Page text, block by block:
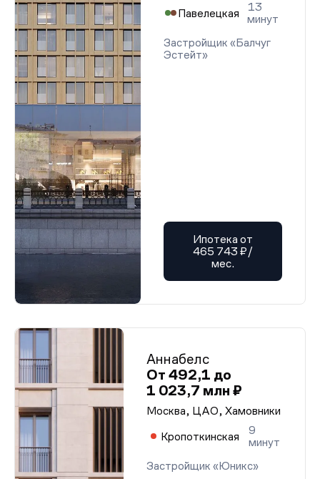
Павелецкая
13
минут
Застройщик «Балчуг
Эстейт»
Ипотека от
465 743 ₽/
мес.
Аннабелс
От 492,1 до
1 023,7 млн ₽
Москва, ЦАО, Хамовники
Кропоткинская
9
минут
Застройщик «Юникс»